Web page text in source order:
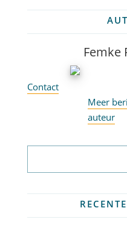
Femke
Contact
Meer
auteur